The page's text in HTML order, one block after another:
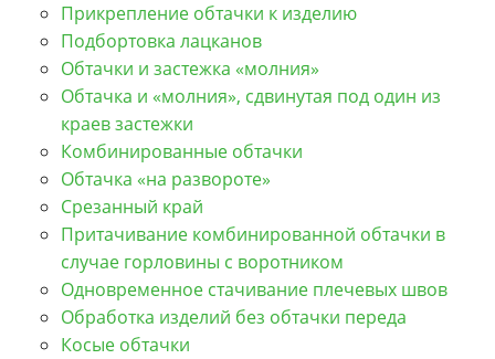
Прикрепление обтачки к изделию
Подбортовка лацканов
Обтачки и застежка «молния»
Обтачка и «молния», сдвинутая под один из
краев застежки
Комбинированные обтачки
Обтачка «на развороте»
Срезанный край
Притачивание комбинированной обтачки в
случае горловины с воротником
Одновременное стачивание плечевых швов
Обработка изделий без обтачки переда
Косые обтачки